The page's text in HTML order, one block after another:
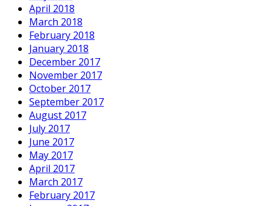
April 2018
March 2018
February 2018
January 2018
December 2017
November 2017
October 2017
September 2017
August 2017
July 2017
June 2017
May 2017
April 2017
March 2017
February 2017